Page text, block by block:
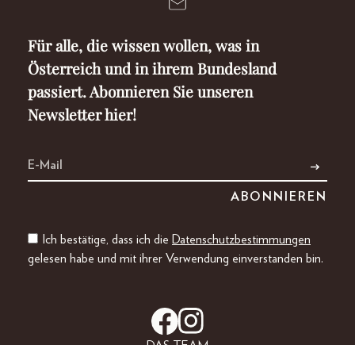
Für alle, die wissen wollen, was in
Österreich und in ihrem Bundesland
passiert. Abonnieren Sie unseren
Newsletter hier!
Ich bestätige, dass ich die Datenschutzbestimmungen
gelesen habe und mit ihrer Verwendung einverstanden bin.